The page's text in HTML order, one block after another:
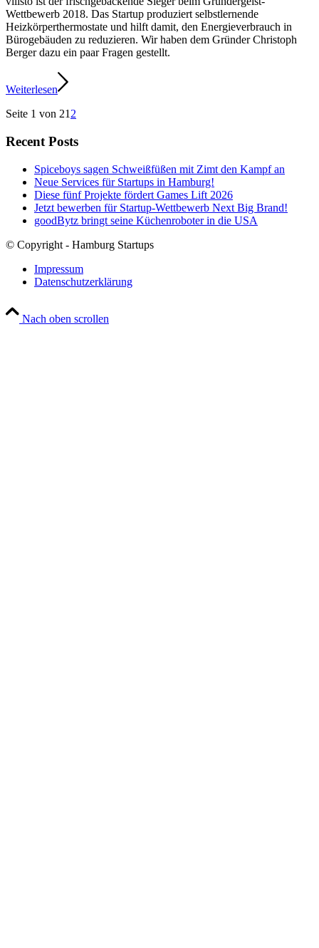
Wettbewerb 2018. Das Startup produziert selbstlernende
Heizkörperthermostate und hilft damit, den Energieverbrauch in
Bürogebäuden zu reduzieren. Wir haben dem Gründer Christoph
Berger dazu ein paar Fragen gestellt.
Weiterlesen
Seite 1 von 21 2
Recent Posts
Spiceboys sagen Schweißfüßen mit Zimt den Kampf an
Neue Services für Startups in Hamburg!
Diese fünf Projekte fördert Games Lift 2026
Jetzt bewerben für Startup-Wettbewerb Next Big Brand!
goodBytz bringt seine Küchenroboter in die USA
© Copyright - Hamburg Startups
Impressum
Datenschutzerklärung
Nach oben scrollen